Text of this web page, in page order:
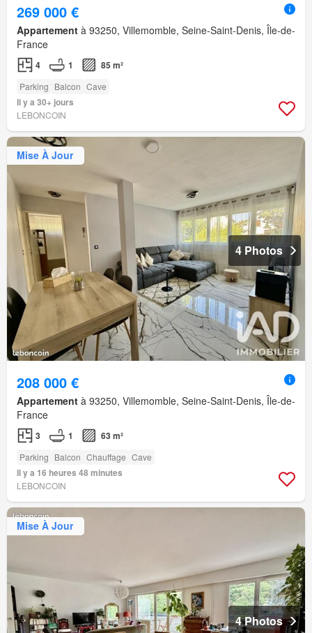
269 000 €
Appartement à 93250, Villemomble, Seine-Saint-Denis, Île-de-
France
4 1 85 m²
Parking Balcon Cave
Il y a 30+ jours
LEBONCOIN
Mise À Jour
4 Photos
208 000 €
Appartement à 93250, Villemomble, Seine-Saint-Denis, Île-de-
France
3 1 63 m²
Parking Balcon Chauffage Cave
Il y a 16 heures 48 minutes
LEBONCOIN
Mise À Jour
4 Photos